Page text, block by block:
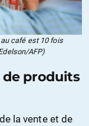
café est 10 fois
AFP)
produits
la vente et de